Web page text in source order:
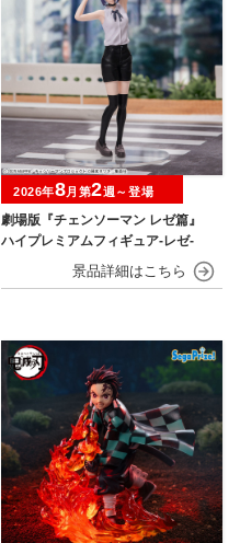
劇場版『チェンソーマン レゼ篇』
ハイプレミアムフィギュア‐レゼ‐
2026年8月第2週～登場